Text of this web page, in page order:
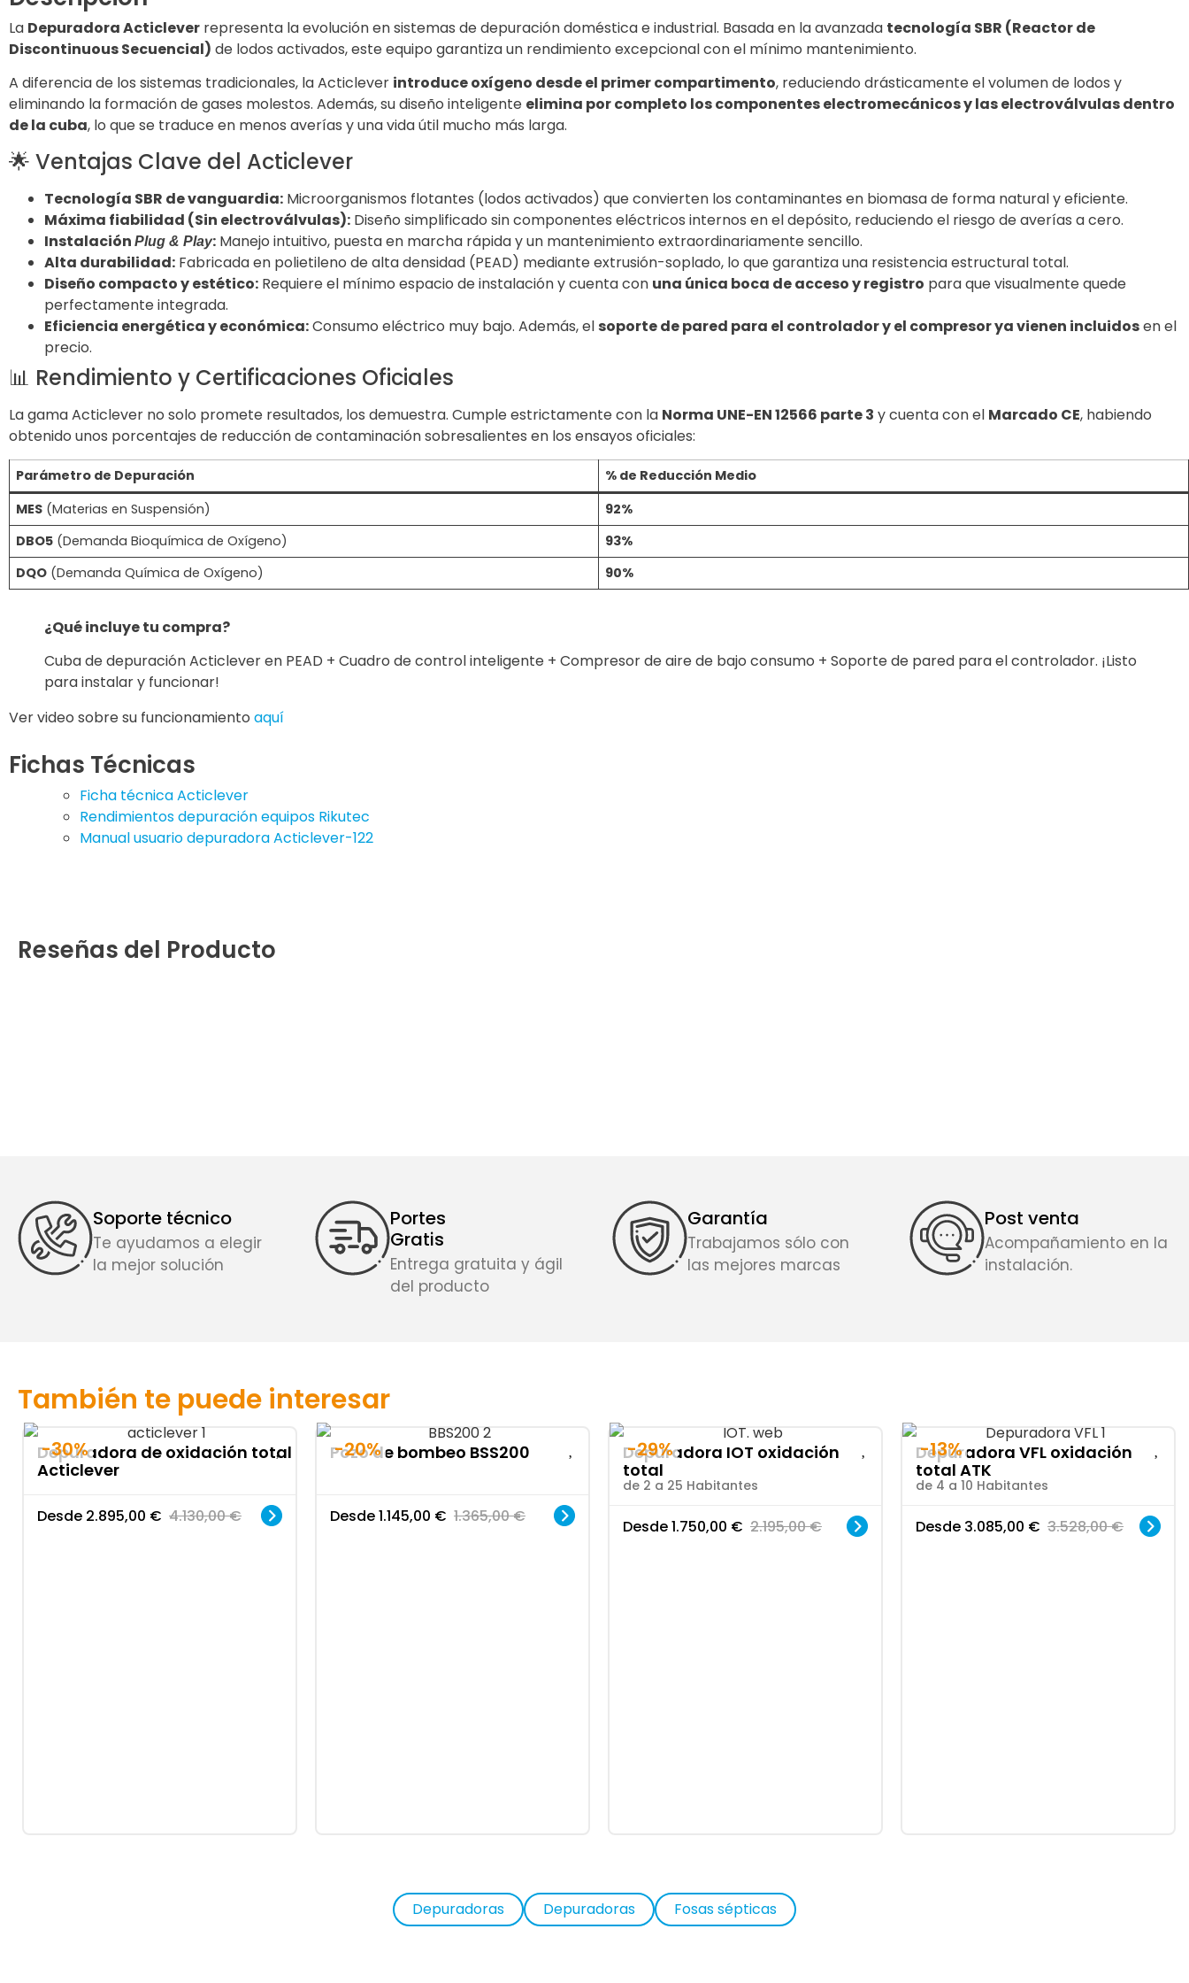
La Depuradora Acticlever representa la evolución en sistemas de depuración doméstica e industrial. Basada en la avanzada tecnología SBR (Reactor de
Discontinuous Secuencial) de lodos activados, este equipo garantiza un rendimiento excepcional con el mínimo mantenimiento.
A diferencia de los sistemas tradicionales, la Acticlever introduce oxígeno desde el primer compartimento, reduciendo drásticamente el volumen de lodos y
eliminando la formación de gases molestos. Además, su diseño inteligente elimina por completo los componentes electromecánicos y las electroválvulas dentro
de la cuba, lo que se traduce en menos averías y una vida útil mucho más larga.
🌟 Ventajas Clave del Acticlever
Tecnología SBR de vanguardia: Microorganismos flotantes (lodos activados) que convierten los contaminantes en biomasa de forma natural y eficiente.
Máxima fiabilidad (Sin electroválvulas): Diseño simplificado sin componentes eléctricos internos en el depósito, reduciendo el riesgo de averías a cero.
Instalación Plug & Play: Manejo intuitivo, puesta en marcha rápida y un mantenimiento extraordinariamente sencillo.
Alta durabilidad: Fabricada en polietileno de alta densidad (PEAD) mediante extrusión-soplado, lo que garantiza una resistencia estructural total.
Diseño compacto y estético: Requiere el mínimo espacio de instalación y cuenta con una única boca de acceso y registro para que visualmente quede
perfectamente integrada.
Eficiencia energética y económica:Consumo eléctrico muy bajo. Además, el soporte de pared para el controlador y el compresor ya vienen incluidosen el
precio.
📊 Rendimiento y Certificaciones Oficiales
La gama Acticlever no solo promete resultados, los demuestra. Cumple estrictamente con la Norma UNE-EN 12566 parte 3 y cuenta con el Marcado CE, habiendo
obtenido unos porcentajes de reducción de contaminación sobresalientes en los ensayos oficiales:
Parámetro de Depuración
% de Reducción Medio
MES (Materias en Suspensión)
92%
DBO5 (Demanda Bioquímica de Oxígeno)
93%
DQO (Demanda Química de Oxígeno) 90%
¿Qué incluye tu compra?
Cuba de depuración Acticlever en PEAD + Cuadro de control inteligente + Compresor de aire de bajo consumo + Soporte de pared para el controlador. ¡Listo
para instalar y funcionar!
Ver video sobre su funcionamiento aquí
Fichas Técnicas
Ficha técnica Acticlever
Rendimientos depuración equipos Rikutec
Manual usuario depuradora Acticlever-122
Reseñas del Producto
Soporte técnico
Te ayudamos a elegir
la mejor solución
Portes
Gratis
Entrega gratuita y ágil
del producto
Garantía
Trabajamos sólo con
las mejores marcas
Post venta
Acompañamiento en la
instalación.
También te puede interesar
-30%
Depuradora de oxidación total
Acticlever
Desde 2.895,00 € 4.130,00€
-20%
Pozo de bombeo BSS200
Desde1.145,00 € 1.365,00€
-29%
Depuradora IOT oxidación
total
de 2 a 25 Habitantes
Desde1.750,00 € 2.195,00€
-13%
Depuradora VFL oxidación
total ATK
de 4 a 10 Habitantes
Desde 3.085,00 € 3.528,00€
Depuradoras Depuradoras Fosas sépticas